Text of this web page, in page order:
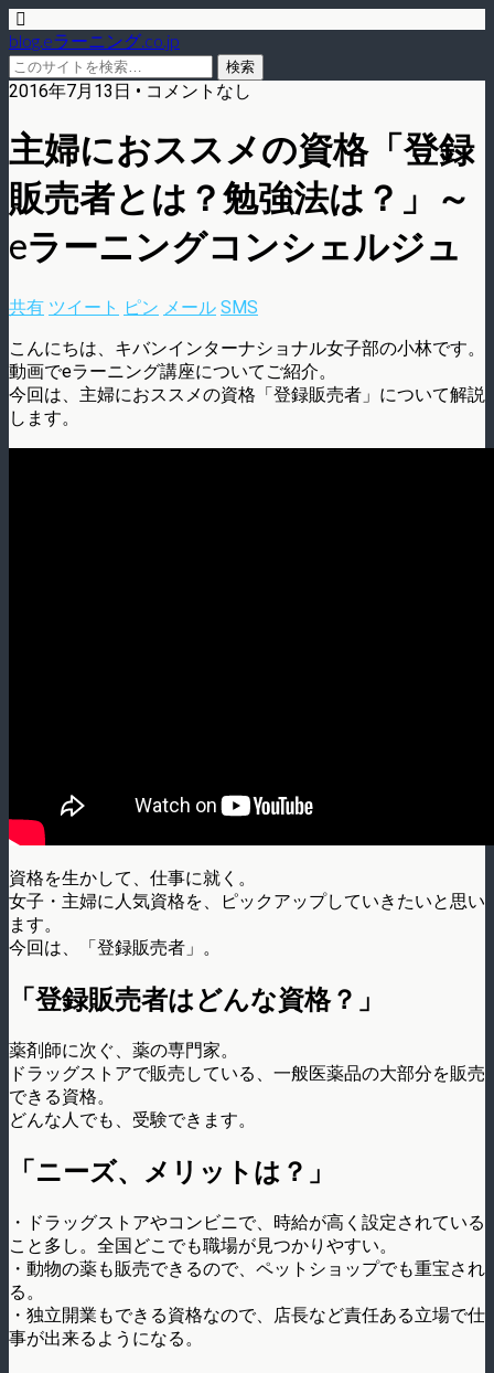
blog.eラーニング.co.jp
2016年7月13日 • コメントなし
主婦におススメの資格「登録
販売者とは？勉強法は？」～
eラーニングコンシェルジュ
共有 ツイート ピン メール SMS
こんにちは、キバンインターナショナル女子部の小林です。
動画でeラーニング講座についてご紹介。
今回は、主婦におススメの資格「登録販売者」について解説
します。
資格を生かして、仕事に就く。
女子・主婦に人気資格を、ピックアップしていきたいと思い
ます。
今回は、「登録販売者」。
「登録販売者はどんな資格？」
薬剤師に次ぐ、薬の専門家。
ドラッグストアで販売している、一般医薬品の大部分を販売
できる資格。
どんな人でも、受験できます。
「ニーズ、メリットは？」
・ドラッグストアやコンビニで、時給が高く設定されている
こと多し。全国どこでも職場が見つかりやすい。
・動物の薬も販売できるので、ペットショップでも重宝され
る。
・独立開業もできる資格なので、店長など責任ある立場で仕
事が出来るようになる。